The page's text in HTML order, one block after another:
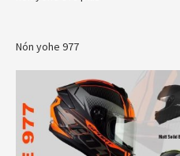
Nón yohe 977